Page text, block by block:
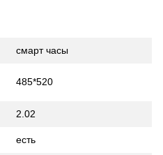
смарт часы
485*520
2.02
есть